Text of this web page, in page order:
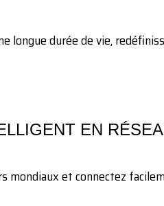
longue durée de vie,
EN
mondiaux et connectez